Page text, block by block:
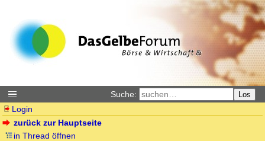
Suche: Los
Login
zurück zur Hauptseite
in Thread öffnen